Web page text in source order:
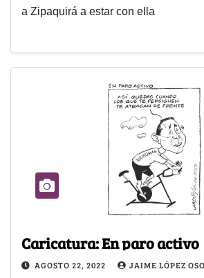
a Zipaquirá a estar con ella
Caricatura: En paro activo
AGOSTO 22, 2022 JAIME LÓPEZ